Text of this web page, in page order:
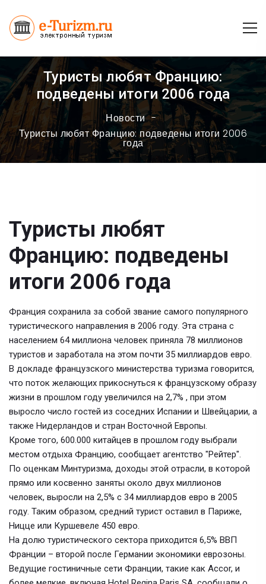
Туристы любят Францию:
подведены итоги 2006 года
Новости
Туристы любят Францию: подведены итоги 2006
года
Туристы любят
Францию: подведены
итоги 2006 года
Франция сохранила за собой звание самого популярного
туристического направления в 2006 году. Эта страна с
населением 64 миллиона человек приняла 78 миллионов
туристов и заработала на этом почти 35 миллиардов евро.
В докладе французского министерства туризма говорится,
что поток желающих прикоснуться к французскому образу
жизни в прошлом году увеличился на 2,7% , при этом
выросло число гостей из соседних Испании и Швейцарии, а
также Нидерландов и стран Восточной Европы.
Кроме того, 600.000 китайцев в прошлом году выбрали
местом отдыха Францию, сообщает агентство "Рейтер".
По оценкам Минтуризма, доходы этой отрасли, в которой
прямо или косвенно заняты около двух миллионов
человек, выросли на 2,5% с 34 миллиардов евро в 2005
году. Таким образом, средний турист оставил в Париже,
Ницце или Куршевеле 450 евро.
На долю туристического сектора приходится 6,5% ВВП
Франции – второй после Германии экономики еврозоны.
Ведущие гостиничные сети Франции, такие как Accor, и